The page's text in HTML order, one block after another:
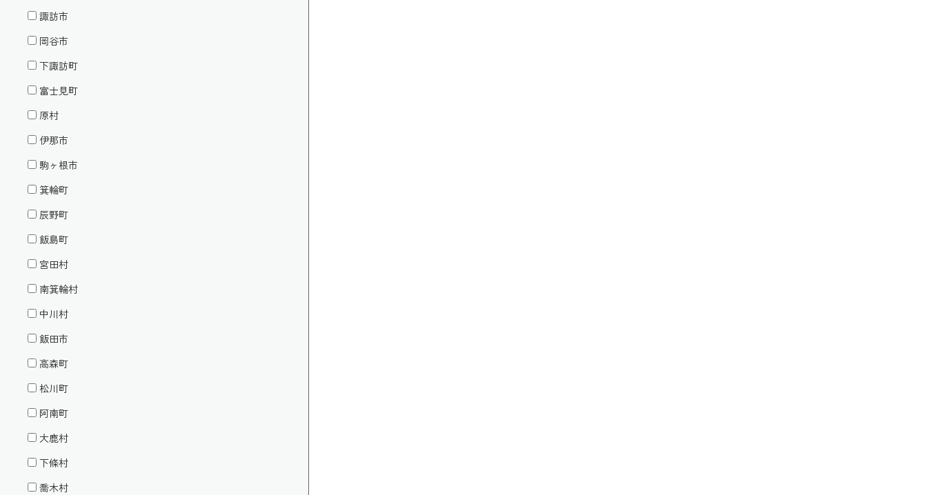
諏訪市
岡谷市
下諏訪町
富士見町
原村
伊那市
駒ヶ根市
箕輪町
辰野町
飯島町
宮田村
南箕輪村
中川村
飯田市
高森町
松川町
阿南町
大鹿村
下條村
喬木村